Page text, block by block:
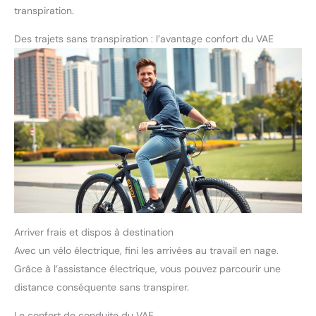
et largement utilisé:Le verrouillage de chaîne de vélo résistant à
vélos, aux véhicules électriques, aux motos, aux poussettes, aux
pelleteuses à gazon, aux barbecues, aux portes de clôture et à
d'autres articles nécessitant la protection du verrouillage de
chaîne de vélo.
transpiration.
Des trajets sans transpiration : l’avantage confort du VAE
Arriver frais et dispos à destination
Avec un vélo électrique, fini les arrivées au travail en nage.
Grâce à l’assistance électrique, vous pouvez parcourir une
distance conséquente sans transpirer.